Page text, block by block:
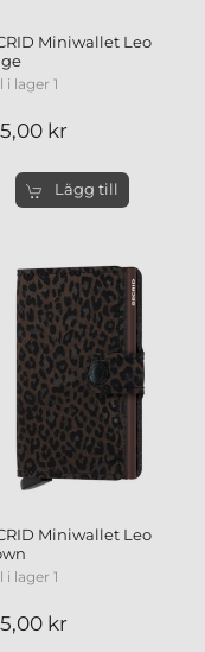
Miniwallet Leo
i lager 1
kr
Lägg till
Miniwallet Leo
i lager 1
kr